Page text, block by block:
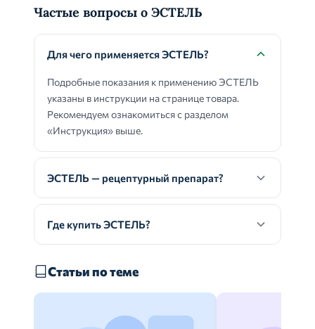
Частые вопросы о ЭСТЕЛЬ
Для чего применяется ЭСТЕЛЬ?
Подробные показания к применению ЭСТЕЛЬ
указаны в инструкции на странице товара.
Рекомендуем ознакомиться с разделом
«Инструкция» выше.
ЭСТЕЛЬ — рецептурный препарат?
Где купить ЭСТЕЛЬ?
Статьи по теме